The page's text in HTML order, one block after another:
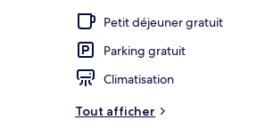
Petit déjeuner gratuit
Parking gratuit
Climatisation
Tout afficher